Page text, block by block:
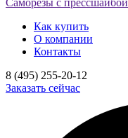
Саморезы с прессшайбой
Как купить
О компании
Контакты
8 (495) 255-20-12
Заказать сейчас